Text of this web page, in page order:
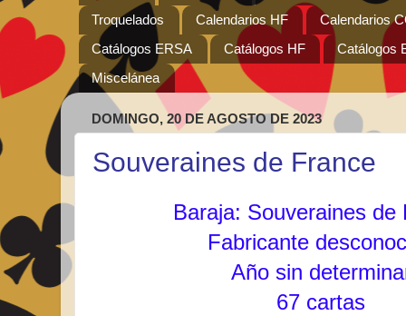
Troquelados
Calendarios HF
Calendarios
Catálogos ERSA
Catálogos HF
Catálogos
Miscelánea
DOMINGO, 20 DE AGOSTO DE 2023
Souveraines de France
Baraja: Souveraines de
Fabricante
Año sin
67 cartas